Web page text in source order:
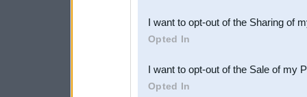
Downstream Participants
third parties.
I want to opt-out of the Sharing of
Opted In
I want to opt-out of the Sale of my
Opted In